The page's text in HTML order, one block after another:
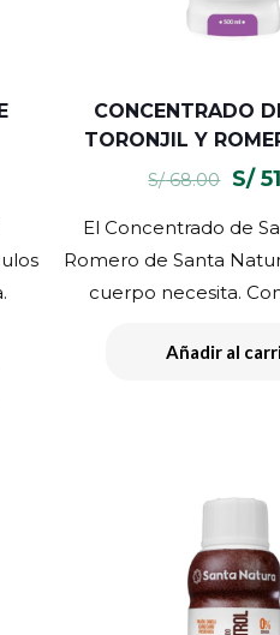
CONCENTRADO
TORONJIL Y
S/68.00 El
era:
S/
S/
El Concentrado de
Romero de Santa
cuerpo necesita.
Añadir al